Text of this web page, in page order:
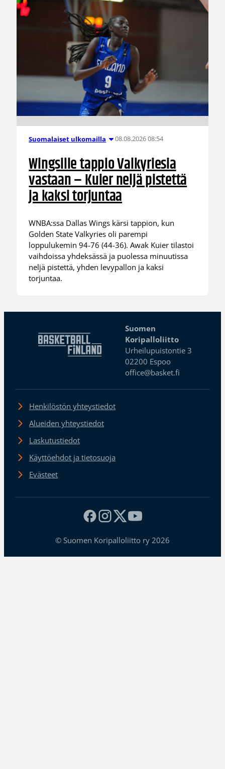
Suomalaiset ulkomailla 08.08.2026 08:54
Wingsille tappio Valkyriesia
vastaan – Kuier neljä pistettä
ja kaksi torjuntaa
WNBA:ssa Dallas Wings kärsi tappion, kun
Golden State Valkyries oli parempi
loppulukemin 94-76 (44-36). Awak Kuier tilastoi
vaihdoissa yhdeksässä ja puolessa minuutissa
neljä pistettä, yhden levypallon ja kaksi
torjuntaa.
Suomen
Koripalloliitto
Urheilupuistontie 3
02200 Espoo
office@basket.fi
Henkilöstön yhteystiedot
Alueiden yhteystiedot
Laskutustiedot
Käyttöehdot ja tietosuoja
Evästeet
© Suomen Koripalloliitto ry 2026